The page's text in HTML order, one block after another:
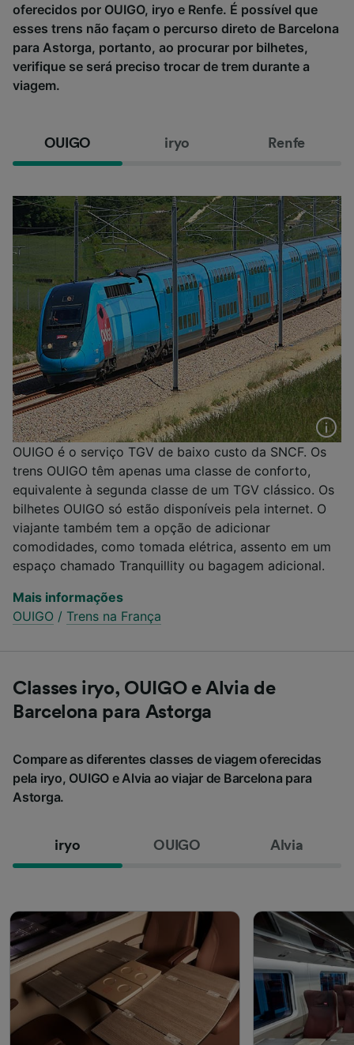
oferecidos por OUIGO, iryo e Renfe. É possível que
esses trens não façam o percurso direto de Barcelona
para Astorga, portanto, ao procurar por bilhetes,
verifique se será preciso trocar de trem durante a
viagem.
OUIGO iryo Renfe
OUIGO é o serviço TGV de baixo custo da SNCF. Os
trens OUIGO têm apenas uma classe de conforto,
equivalente à segunda classe de um TGV clássico. Os
bilhetes OUIGO só estão disponíveis pela internet. O
viajante também tem a opção de adicionar
comodidades, como tomada elétrica, assento em um
espaço chamado Tranquillity ou bagagem adicional.
Mais informações
OUIGO / Trens na França
Classes iryo, OUIGO e Alvia de
Barcelona para Astorga
Compare as diferentes classes de viagem oferecidas
pela iryo, OUIGO e Alvia ao viajar de Barcelona para
Astorga.
iryo OUIGO Alvia